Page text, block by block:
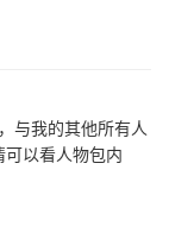
与我的其他所有人
以看人物包内